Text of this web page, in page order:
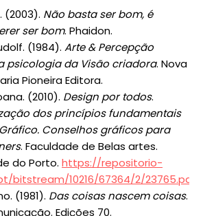
(2003). Não basta ser bom, é
ser bom. Phaidon.
(1984). Arte & Percepção
psicologia da Visão criadora. Nova
Pioneira Editora.
(2010). Design por todos.
dos princípios fundamentais
Conselhos gráficos para
. Faculdade de Belas artes.
do Porto. https://repositorio-
bitstream/10216/67364/2/23765.pdf
(1981). Das coisas nascem coisas.
Edições 70.